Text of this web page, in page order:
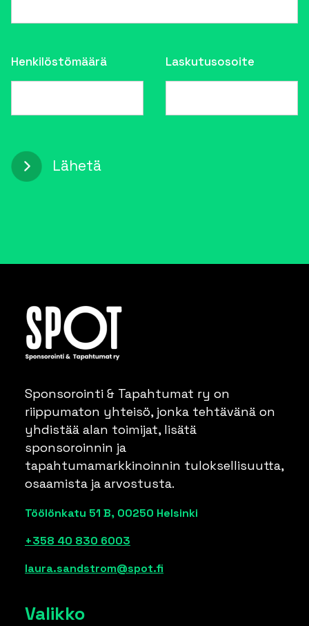
Henkilöstömäärä Laskutusosoite
Sponsorointi & Tapahtumat ry on
riippumaton yhteisö, jonka tehtävänä on
yhdistää alan toimijat, lisätä
sponsoroinnin ja
tapahtumamarkkinoinnin tuloksellisuutta,
osaamista ja arvostusta.
Töölönkatu 51 B, 00250 Helsinki
+358 40 830 6003
laura.sandstrom@spot.fi
Valikko